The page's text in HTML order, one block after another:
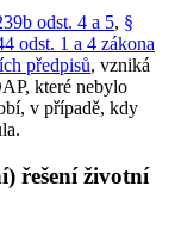
odst. 4 a 5, §
odst. 1 a 4 zákona
předpisů, vzniká
které nebylo
v případě, kdy
řešení životní